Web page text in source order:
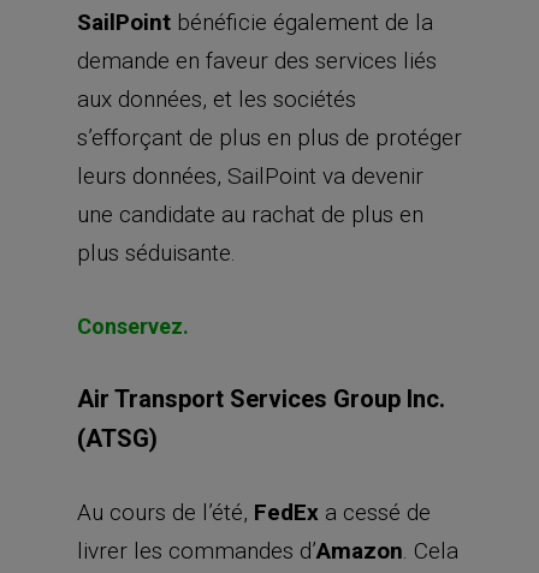
SailPoint bénéficie également de la
demande en faveur des services liés
aux données, et les sociétés
s’efforçant de plus en plus de protéger
leurs données, SailPoint va devenir
une candidate au rachat de plus en
plus séduisante.
Conservez.
Air Transport Services Group Inc.
(ATSG)
Au cours de l’été, FedEx a cessé de
livrer les commandes d’Amazon . Cela